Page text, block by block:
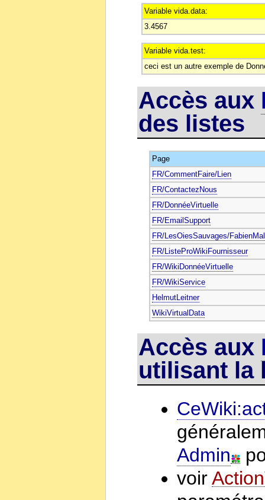
Variable vida.data:
3.4567
Variable vida.test:
ceci est un autre exemple de
Accès aux
des listes
Page
FR/CommentFaire/Lien
FR/ContactezNous
FR/DonnéeVirtuelle
FR/EmailSupport
FR/LesOiesSauvages/
FR/ListeProWikiFournisseur
FR/WikiDonnéeVirtuelle
FR/WikiService
HelmutLeitner
WikiVirtualData
Accès aux
utilisant la
Admin
voir